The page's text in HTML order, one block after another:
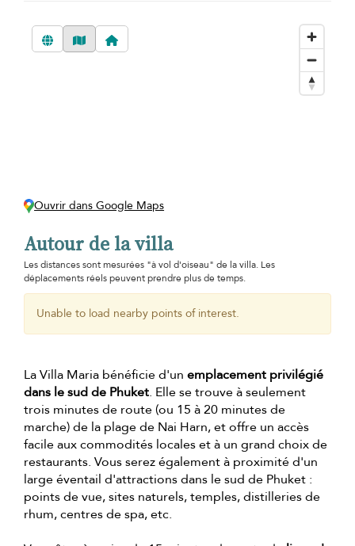
Ouvrir dans Google Maps
Autour de la villa
Les distances sont mesurées "à vol d'oiseau" de la villa. Les
déplacements réels peuvent prendre plus de temps.
Unable to load nearby points of interest.
La Villa Maria bénéficie d'un emplacement privilégié
dans le sud de Phuket. Elle se trouve à seulement
trois minutes de route (ou 15 à 20 minutes de
marche) de la plage de Nai Harn, et offre un accès
facile aux commodités locales et à un grand choix de
restaurants. Vous serez également à proximité d'un
large éventail d'attractions dans le sud de Phuket :
points de vue, sites naturels, temples, distilleries de
rhum, centres de spa, etc.